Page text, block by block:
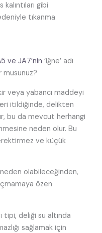
gibi
tıkanma
ve JA7’nin ‘iğne’ adı
veya yabancı maddeyi
itildiğinde, delikten
bu da mevcut herhangi
neden olur. Bu
ve küçük
neden olabileceğinden,
özen
tipi, deliği su altında
sağlamak için